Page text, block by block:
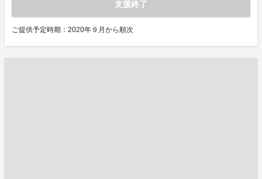
支援終了
ご提供予定時期：2020年９月から順次